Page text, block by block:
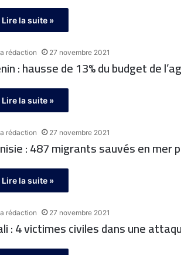
Lire la suite »
rédaction 27 novembre 2021
: hausse de 13% du budget de
Lire la suite »
rédaction 27 novembre 2021
: 487 migrants sauvés en mer
Lire la suite »
rédaction 27 novembre 2021
: 4 victimes civiles dans une